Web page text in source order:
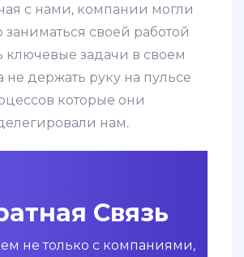
с нами, компании могли
заниматься своей работой
ключевые задачи в своем
не держать руку на пульсе
которые они
нам.
Связь
не только с компаниями,